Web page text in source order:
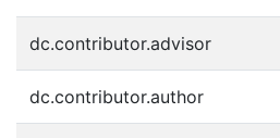
dc.contributor.advisor
dc.contributor.author